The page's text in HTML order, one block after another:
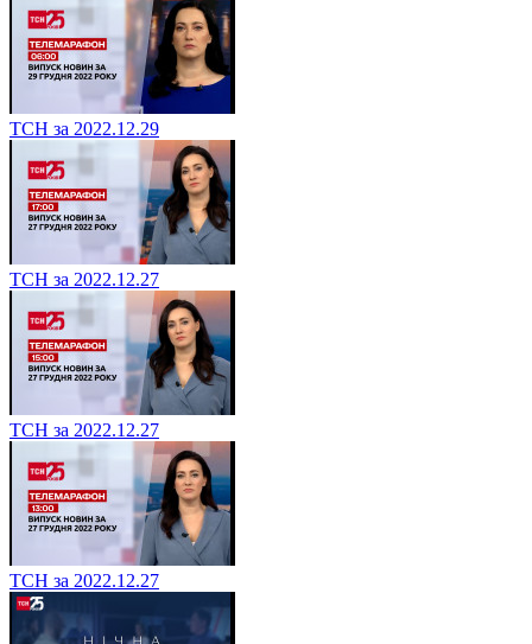
ТСН за 2022.12.29
ТСН за 2022.12.27
ТСН за 2022.12.27
ТСН за 2022.12.27